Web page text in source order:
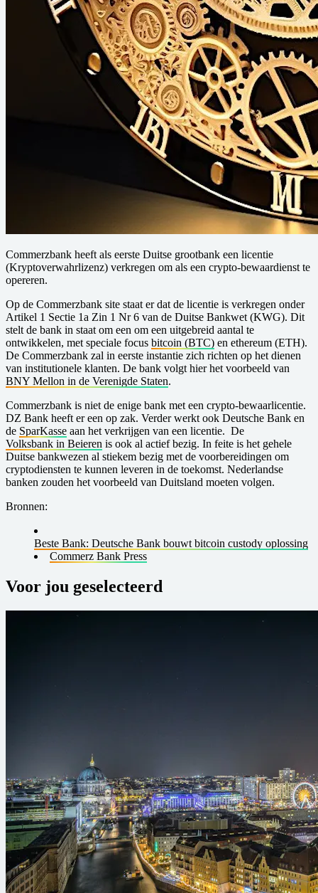
Commerzbank heeft als eerste Duitse grootbank een licentie
(Kryptoverwahrlizenz) verkregen om als een crypto-bewaardienst te
opereren.
Op de Commerzbank site staat er dat de licentie is verkregen onder
Artikel 1 Sectie 1a Zin 1 Nr 6 van de Duitse Bankwet (KWG). Dit
stelt de bank in staat om een om een uitgebreid aantal te
ontwikkelen, met speciale focus bitcoin (BTC) en ethereum (ETH).
De Commerzbank zal in eerste instantie zich richten op het dienen
van institutionele klanten. De bank volgt hier het voorbeeld van
BNY Mellon in de Verenigde Staten.
Commerzbank is niet de enige bank met een crypto-bewaarlicentie.
DZ Bank heeft er een op zak. Verder werkt ook Deutsche Bank en
de SparKasse aan het verkrijgen van een licentie. De
Volksbank in Beieren is ook al actief bezig. In feite is het gehele
Duitse bankwezen al stiekem bezig met de voorbereidingen om
cryptodiensten te kunnen leveren in de toekomst. Nederlandse
banken zouden het voorbeeld van Duitsland moeten volgen.
Bronnen:
B este Bank: Deutsche Bank bouwt bitcoin custody oplossing
C ommerz Bank Press
Voor jou geselecteerd